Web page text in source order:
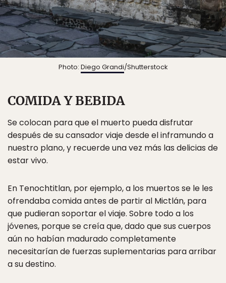
Photo: Diego Grandi/Shutterstock
COMIDA Y BEBIDA
Se colocan para que el muerto pueda disfrutar
después de su cansador viaje desde el inframundo a
nuestro plano, y recuerde una vez más las delicias de
estar vivo.
En Tenochtitlan, por ejemplo, a los muertos se le les
ofrendaba comida antes de partir al Mictlán, para
que pudieran soportar el viaje. Sobre todo a los
jóvenes, porque se creía que, dado que sus cuerpos
aún no habían madurado completamente
necesitarían de fuerzas suplementarias para arribar
a su destino.